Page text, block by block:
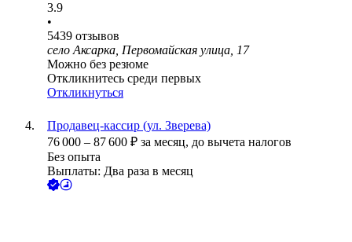
3.9
•
5439 отзывов
село Аксарка, Первомайская улица, 17
Можно без резюме
Откликнитесь среди первых
Откликнуться
Продавец-кассир (ул. Зверева)
76 000 – 87 600 ₽ за месяц, до вычета налогов
Без опыта
Выплаты: Два раза в месяц